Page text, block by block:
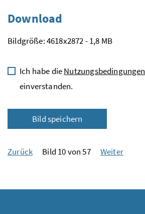
Download
Bildgröße: 4618x2872 - 1,8 MB
Ich habe dieNutzungsbedingungen
einverstanden.
Bild speichern
Zurück Bild 10 von 57 Weiter